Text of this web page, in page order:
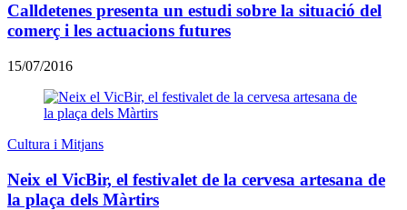
Calldetenes presenta un estudi sobre la situació del
comerç i les actuacions futures
15/07/2016
Cultura i Mitjans
Neix el VicBir, el festivalet de la cervesa artesana de
la plaça dels Màrtirs